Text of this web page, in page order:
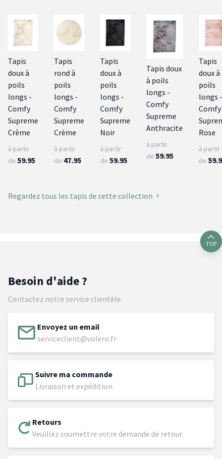
Tapis
doux à
poils
longs -
Comfy
Supreme
Crème
à partir
de 59.95
Tapis
rond à
poils
longs -
Comfy
Supreme
Crème
à partir
de 47.95
Tapis
doux à
poils
longs -
Comfy
Supreme
Noir
à partir
de 59.95
Tapis doux
à poils
longs -
Comfy
Supreme
Anthracite
à partir
de 59.95
Tapis
doux à
poils
longs -
Comfy
Rose
à partir
de
Regardez tous les tapis de cette collection
TOP
Besoin d'aide ?
Contactez notre service clientèle
Envoyez un email
serviceclient@volero.fr
Suivre ma commande
Livraison et expédition
Retours
Veuillez soumettre votre demande de retour